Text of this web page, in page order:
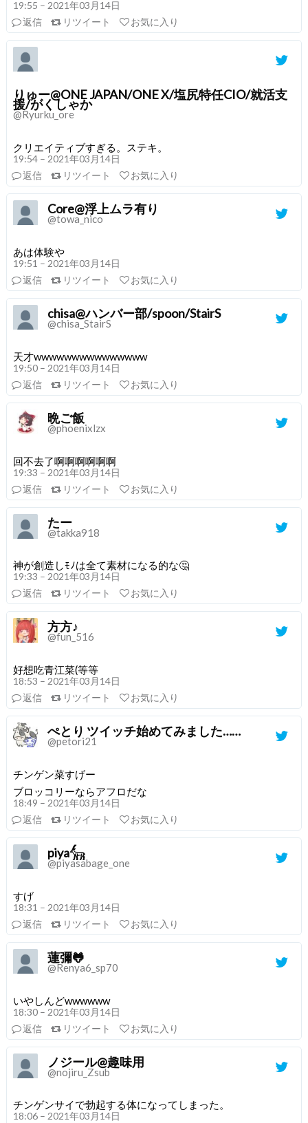
19:55 – 2021年03月14日
返信
リツイート お気に入り
りゅー@ONE JAPAN/ONE X/塩尻特任CIO/就活支
援/がくしゃか
@Ryurku_ore
クリエイティブすぎる。ステキ。
19:54 – 2021年03月14日
返信
リツイート お気に入り
Core@浮上ムラ有り
@towa_nico
あは体験や
19:51 – 2021年03月14日
返信
リツイート お気に入り
chisa@ハンバー部/spoon/StairS
@chisa_StairS
天才wwwwwwwwwwwwwww
19:50 – 2021年03月14日
返信
リツイート お気に入り
晩ご飯
@phoenixlzx
回不去了啊啊啊啊啊啊
19:33 – 2021年03月14日
返信
リツイート お気に入り
たー
@takka918
神が創造しﾓﾉは全て素材になる的な🤔
19:33 – 2021年03月14日
返信
リツイート お気に入り
方方♪
@fun_516
好想吃青江菜(等等
18:53 – 2021年03月14日
返信
リツイート お気に入り
ぺとり ツイッチ始めてみました……
@petori21
チンゲン菜すげー
ブロッコリーならアフロだな
18:49 – 2021年03月14日
返信
リツイート お気に入り
piya𓃲
@piyasabage_one
すげ
18:31 – 2021年03月14日
返信
リツイート お気に入り
蓮彌🐸
@Renya6_sp70
いやしんどwwwwww
18:30 – 2021年03月14日
返信
リツイート お気に入り
ノジール@趣味用
@nojiru_Zsub
チンゲンサイで勃起する体になってしまった。
18:06 – 2021年03月14日